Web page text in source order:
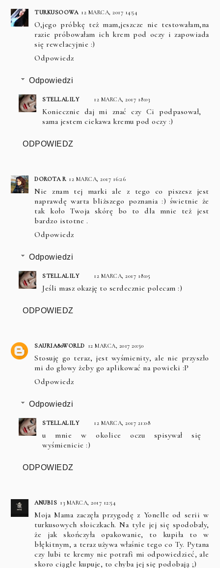
TURKUSOOWA 12 MARCA, 2017 14:54
O,jego próbkę też mam,jeszcze nie testowałam,na
razie próbowałam ich krem pod oczy i zapowiada
się rewelacyjnie :)
Odpowiedz
Odpowiedzi
STELLALILY 12 MARCA, 2017 18:03
Koniecznie daj mi znać czy Ci podpasował,
sama jestem ciekawa kremu pod oczy :)
ODPOWIEDZ
DOROTA R 12 MARCA, 2017 16:26
Nie znam tej marki ale z tego co piszesz jest
naprawdę warta bliższego poznania :) świetnie że
tak koło Twoja skórę bo to dla mnie też jest
bardzo istotne .
Odpowiedz
Odpowiedzi
STELLALILY 12 MARCA, 2017 18:05
Jeśli masz okazję to serdecznie polecam :)
ODPOWIEDZ
SAURIA80WORLD 12 MARCA, 2017 20:50
Stosuję go teraz, jest wyśmienity, ale nie przyszło
mi do głowy żeby go aplikować na powieki :P
Odpowiedz
Odpowiedzi
STELLALILY 12 MARCA, 2017 21:08
u mnie w okolice oczu spisywał się
wyśmienicie :)
ODPOWIEDZ
ANUBIS 13 MARCA, 2017 12:54
Moja Mama zaczęła przygodę z Yonelle od serii w
turkusowych słoiczkach. Na tyle jej się spodobały,
że jak skończyła opakowanie, to kupiła to w
błękitnym, a teraz używa właśnie tego co Ty. Pytana
czy lubi te kremy nie potrafi mi odpowiedzieć, ale
skoro ciągle kupuje, to chyba jej się podobają ;)